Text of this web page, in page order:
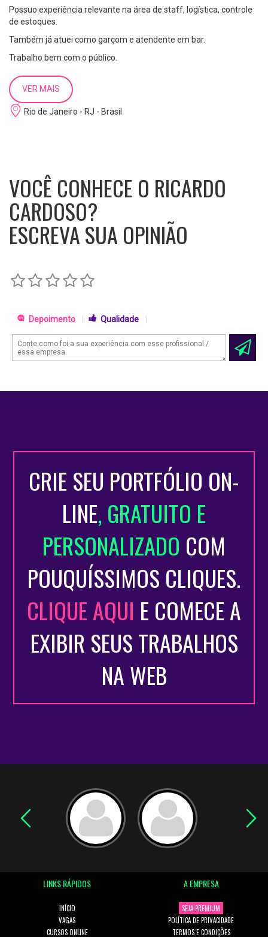
Possuo experiência relevante na área de staff, logística, controle
de estoques.
Também já atuei como garçom e atendente em bar.
Trabalho bem com o público.
VER MAIS
Rio de Janeiro - RJ - Brasil
VOCÊ CONHECE O RICARDO
CARDOSO?
ESCREVA SUA OPINIÃO
Depoimento Qualidade
CRIE SEU PORTFÓLIO ON-
LINE, GRATUITO E
PERSONALIZADO COM
POUQUÍSSIMOS CLIQUES.
CLIQUE AQUI E COMECE A
EXIBIR SEUS TRABALHOS
NA WEB
LINKS RÁPIDOS
INÍCIO
VAGAS
CURSOS ONLINE
A EMPRESA
SEJA PREMIUM
POLÍTICA DE PRIVACIDADE
TERMOS E CONDIÇÕES